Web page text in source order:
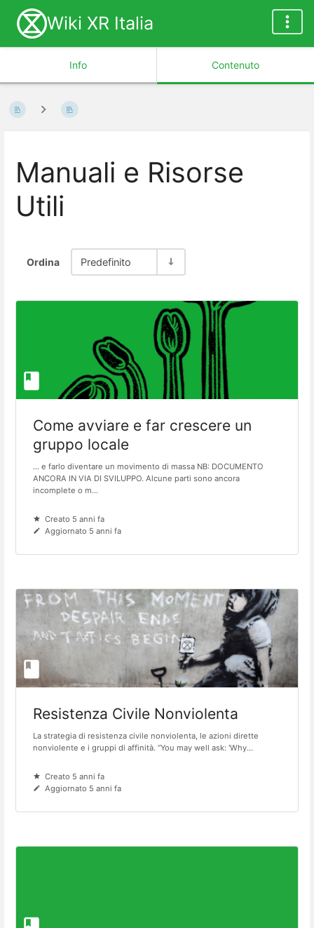
Wiki XR Italia
Info Contenuto
Manuali e Risorse
Utili
Ordina Predefinito
Come avviare e far crescere un
gruppo locale
... e farlo diventare un movimento di massa NB: DOCUMENTO
ANCORA IN VIA DI SVILUPPO. Alcune parti sono ancora
incomplete o m...
Creato 5 anni fa
Aggiornato 5 anni fa
Resistenza Civile Nonviolenta
La strategia di resistenza civile nonviolenta, le azioni dirette
nonviolente e i gruppi di affinità. “You may well ask: ‘Why...
Creato 5 anni fa
Aggiornato 5 anni fa